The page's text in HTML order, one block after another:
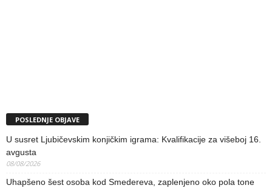
POSLEDNJE OBJAVE
U susret Ljubičevskim konjičkim igrama: Kvalifikacije za višeboj 16.
avgusta
08/08/2026
Uhapšeno šest osoba kod Smedereva, zaplenjeno oko pola tone